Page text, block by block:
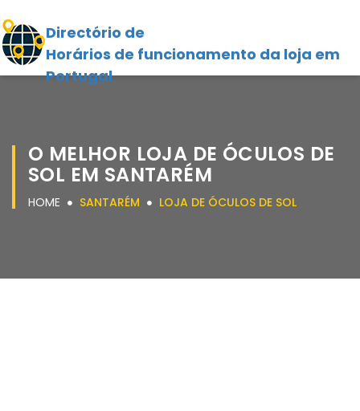
Directório de
Horários de funcionamento da loja em
Portugal
O MELHOR LOJA DE ÓCULOS DE
SOL EM SANTARÉM
HOME SANTARÉM LOJA DE ÓCULOS DE SOL